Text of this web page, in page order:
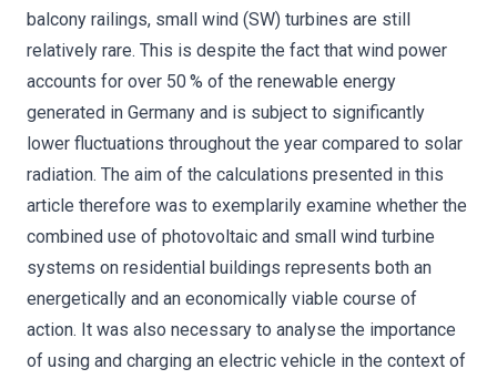
balcony railings, small wind (SW) turbines are still
relatively rare. This is despite the fact that wind power
accounts for over 50 % of the renewable energy
generated in Germany and is subject to significantly
lower fluctuations throughout the year compared to solar
radiation. The aim of the calculations presented in this
article therefore was to exemplarily examine whether the
combined use of photovoltaic and small wind turbine
systems on residential buildings represents both an
energetically and an economically viable course of
action. It was also necessary to analyse the importance
of using and charging an electric vehicle in the context of